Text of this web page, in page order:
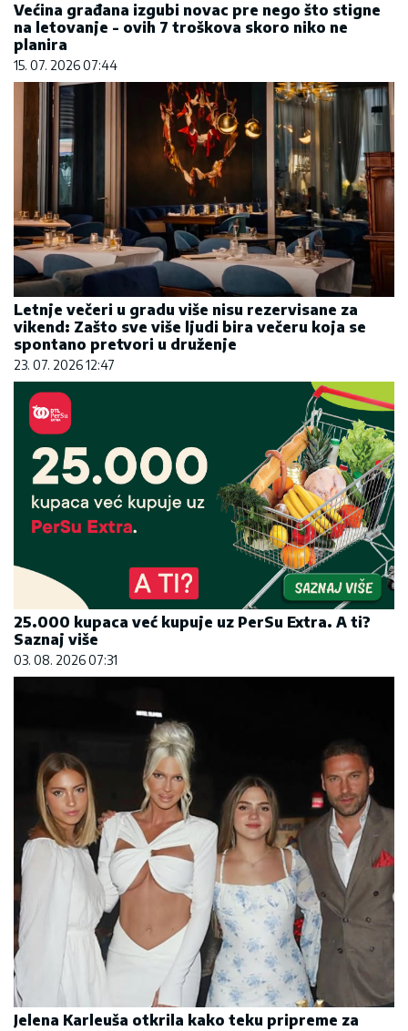
Većina građana izgubi novac pre nego što stigne
na letovanje - ovih 7 troškova skoro niko ne
planira
15. 07. 2026 07:44
Letnje večeri u gradu više nisu rezervisane za
vikend: Zašto sve više ljudi bira večeru koja se
spontano pretvori u druženje
23. 07. 2026 12:47
25.000 kupaca već kupuje uz PerSu Extra. A ti?
Saznaj više
03. 08. 2026 07:31
Jelena Karleuša otkrila kako teku pripreme za